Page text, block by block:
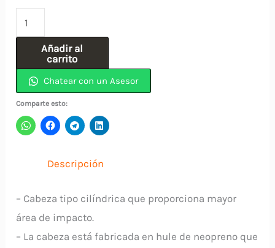
Caucho
(12Oz)
Cabo
Metal
JAGUAR
Añadir al
carrito
Chatear con un Asesor
Comparte esto:
Descripción
– Cabeza tipo cilíndrica que proporciona mayor
área de impacto.
– La cabeza está fabricada en hule de neopreno que